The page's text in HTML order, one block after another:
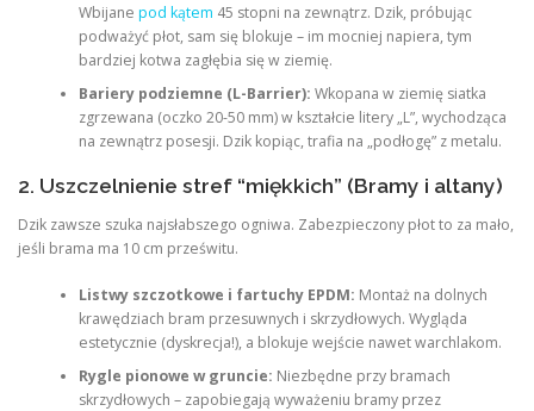
Wbijane pod kątem 45 stopni na zewnątrz. Dzik, próbując
podważyć płot, sam się blokuje – im mocniej napiera, tym
bardziej kotwa zagłębia się w ziemię.
Bariery podziemne (L-Barrier): Wkopana w ziemię siatka
zgrzewana (oczko 20-50 mm) w kształcie litery „L”, wychodząca
na zewnątrz posesji. Dzik kopiąc, trafia na „podłogę” z metalu.
2. Uszczelnienie stref “miękkich” (Bramy i altany)
Dzik zawsze szuka najsłabszego ogniwa. Zabezpieczony płot to za mało,
jeśli brama ma 10 cm prześwitu.
Listwy szczotkowe i fartuchy EPDM: Montaż na dolnych
krawędziach bram przesuwnych i skrzydłowych. Wygląda
estetycznie (dyskrecja!), a blokuje wejście nawet warchlakom.
Rygle pionowe w gruncie: Niezbędne przy bramach
skrzydłowych – zapobiegają wyważeniu bramy przez